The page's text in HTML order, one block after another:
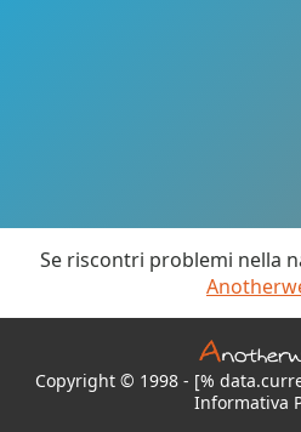
Se riscontri problemi nella
Copyright © 1998 - [%
Informativa